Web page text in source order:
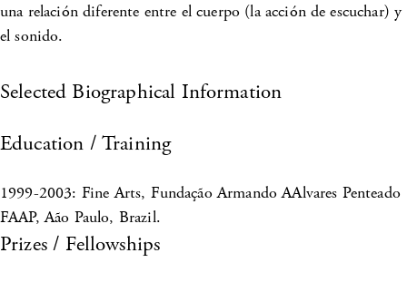
una relación diferente entre el cuerpo (la acción de escuchar) y
el sonido.
Selected Biographical Information
Education / Training
1999-2003: Fine Arts, Fundação Armando AAlvares Penteado
FAAP, Aão Paulo, Brazil.
Prizes / Fellowships